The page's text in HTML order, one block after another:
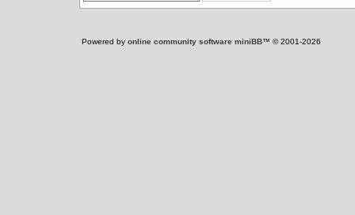
Powered by online community software miniBB™ © 2001-2026